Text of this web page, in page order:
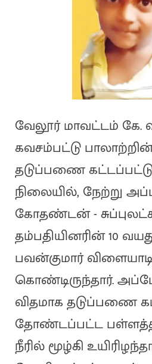
வேலூர் மாவட்டம் கே.
கவசம்பட்டு
தடுப்பணை
நிலையில், நேற்று
கோதண்டன் -
தம்பதியினரின் 10
பவன்குமார்
கொண்டிருந்தார்.
விதமாக தடுப்பணை
தோண்டப்பட்ட
நீரில் மூழ்கி